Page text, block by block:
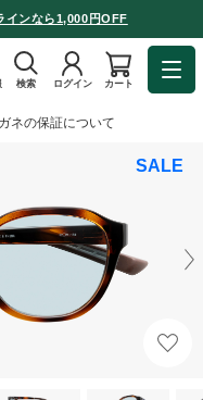
インなら1,000円OFF
検索 ログイン カート
ネの保証について
SALE